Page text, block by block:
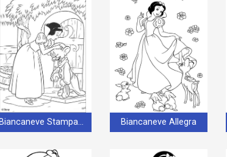
Biancaneve Stampabile Gratuita Biancaneve Allegra